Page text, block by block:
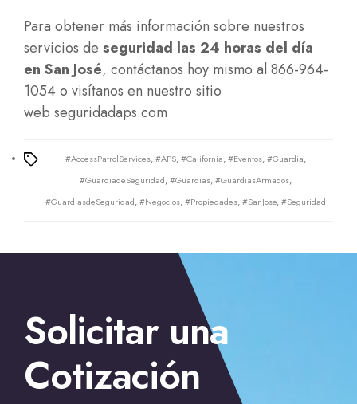
Para obtener más información sobre nuestros
servicios de seguridad las 24 horas del día
en San José, contáctanos hoy mismo al 866-964-
1054 o visítanos en nuestro sitio
web seguridadaps.com
Tags
#AccessPatrolServices,#APS,#California,#Eventos,#Guardia,
#GuardiadeSeguridad,#Guardias,#GuardiasArmados,
#GuardiasdeSeguridad,#Negocios,#Propiedades,#SanJose,#Seguridad
Los mejores guardaespaldas con licencia en California
→ Medidas de seguridad para propiedades en
Sacramento
Solicitar una
Cotización